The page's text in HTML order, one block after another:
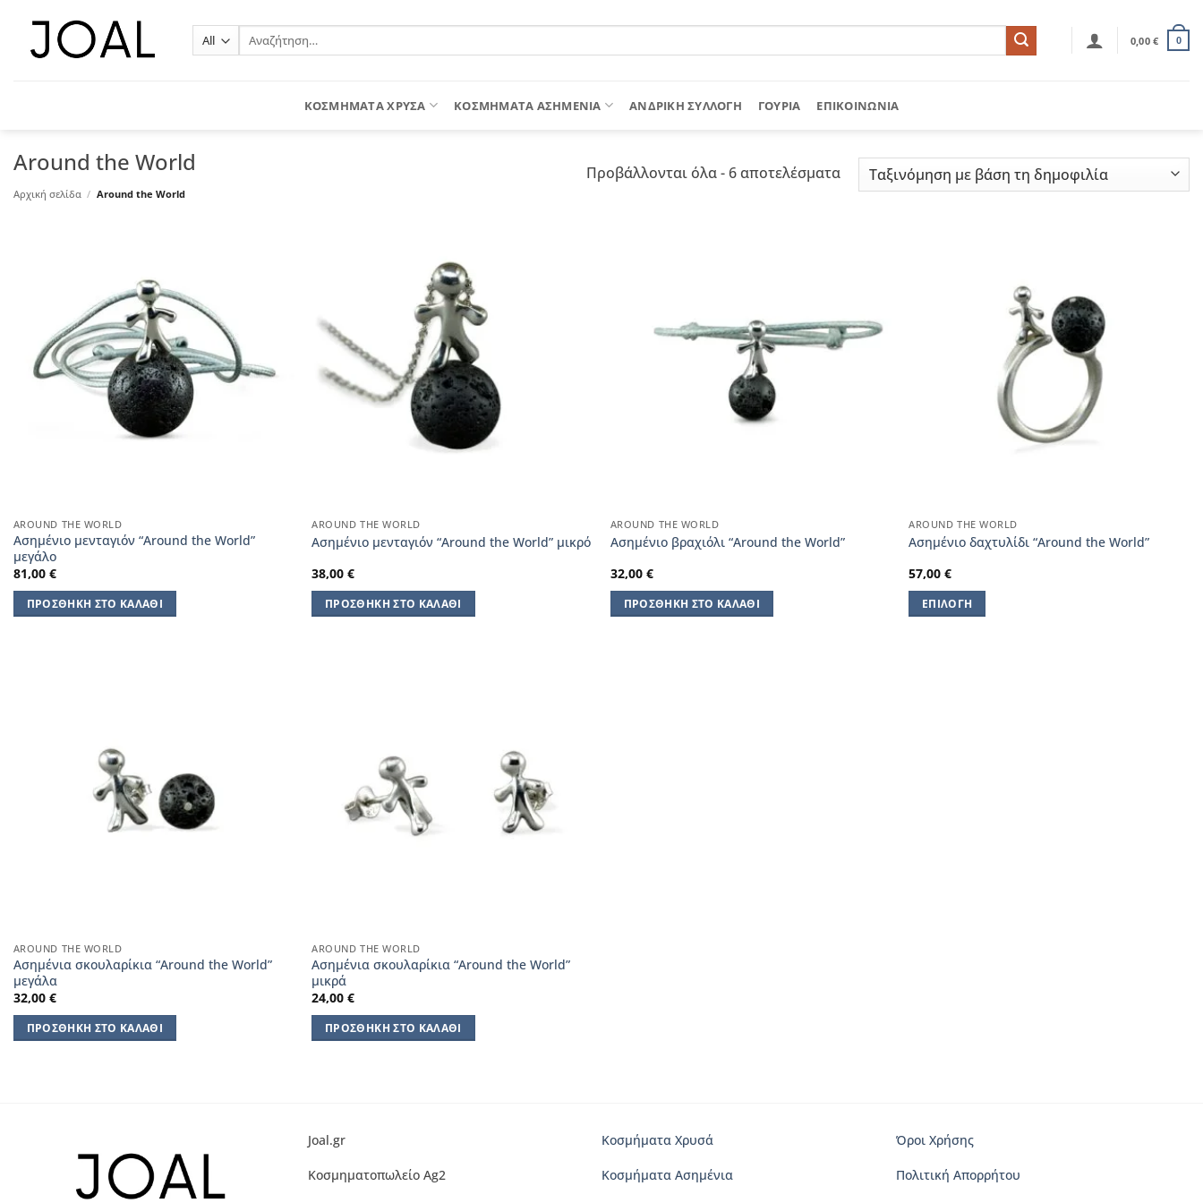
περιεχόμενο
Αναζήτηση
0,00€ 0
ΚΟΣΜΗΜΑΤΑ ΧΡΥΣΑ ΚΟΣΜΗΜΑΤΑ ΑΣΗΜΕΝΙΑ ΑΝΔΡΙΚΉ ΣΥΛΛΟΓΉ ΓΟΎΡΙΑ ΕΠΙΚΟΙΝΩΝΊΑ
Around the World
Αρχική σελίδα / Around the World
Προβάλλονται όλα - 6 αποτελέσματαSorted
AROUND THE WORLD
Ασημένιο μενταγιόν “Around the World”
μεγάλο
81,00 €
ΠΡΟΣΘΉΚΗ ΣΤΟ ΚΑΛΆΘΙ
AROUND THE WORLD
Ασημένιο μενταγιόν “Around the World” μικρό
38,00€
ΠΡΟΣΘΉΚΗ ΣΤΟ ΚΑΛΆΘΙ
AROUND THE WORLD
Ασημένιο βραχιόλι “Around the World”
32,00 €
ΠΡΟΣΘΉΚΗ ΣΤΟ ΚΑΛΆΘΙ
AROUND THE WORLD
Ασημένιο δαχτυλίδι “Around the World”
57,00€
ΕΠΙΛΟΓΉ
AROUND THE WORLD
Ασημένια σκουλαρίκια “Around the World”
μεγάλα
32,00 €
ΠΡΟΣΘΉΚΗ ΣΤΟ ΚΑΛΆΘΙ
AROUND THE WORLD
Ασημένια σκουλαρίκια “Around the World”
μικρά
24,00€
ΠΡΟΣΘΉΚΗ ΣΤΟ ΚΑΛΆΘΙ
Joal.gr
Κοσμηματοπωλείο Ag2
Κοσμήματα Χρυσά
Κοσμήματα Ασημένια
Όροι Χρήσης
Πολιτική Απορρήτου